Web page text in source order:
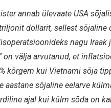
annab ülevaate USA
dollarit, sellest
nagu Iraak
on välja arvutanud, et
kõrgem kui Vietnami sõja
aastane sõjaline eelarve
ajal kui külm sõda on